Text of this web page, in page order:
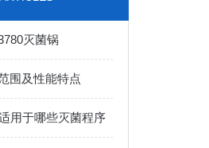
灭菌锅
围及性能特点
用于哪些灭菌程序